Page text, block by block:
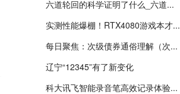
六道轮回的科学证明了什么_六道...
实测性能爆棚！RTX4080游戏本才...
每日聚焦：次级债券通俗理解（次...
辽宁“12345”有了新变化
科大讯飞智能录音笔高效记录体验...